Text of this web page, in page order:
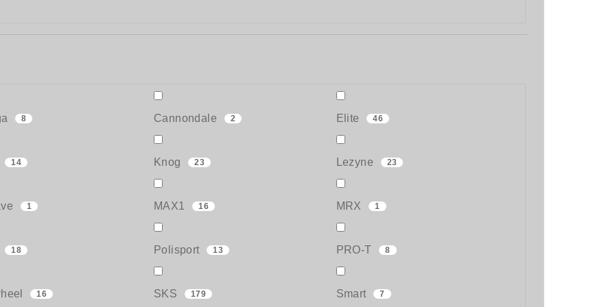
8 Cannondale 2 Elite 46
14 Knog 23 Lezyne 23
1 MAX1 16 MRX 1
18 Polisport 13 PRO-T 8
16 SKS 179 Smart 7